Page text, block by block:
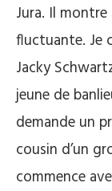
Jura. Il
fluctuante. Je
Jacky
jeune de
demande un
cousin d’un
commence